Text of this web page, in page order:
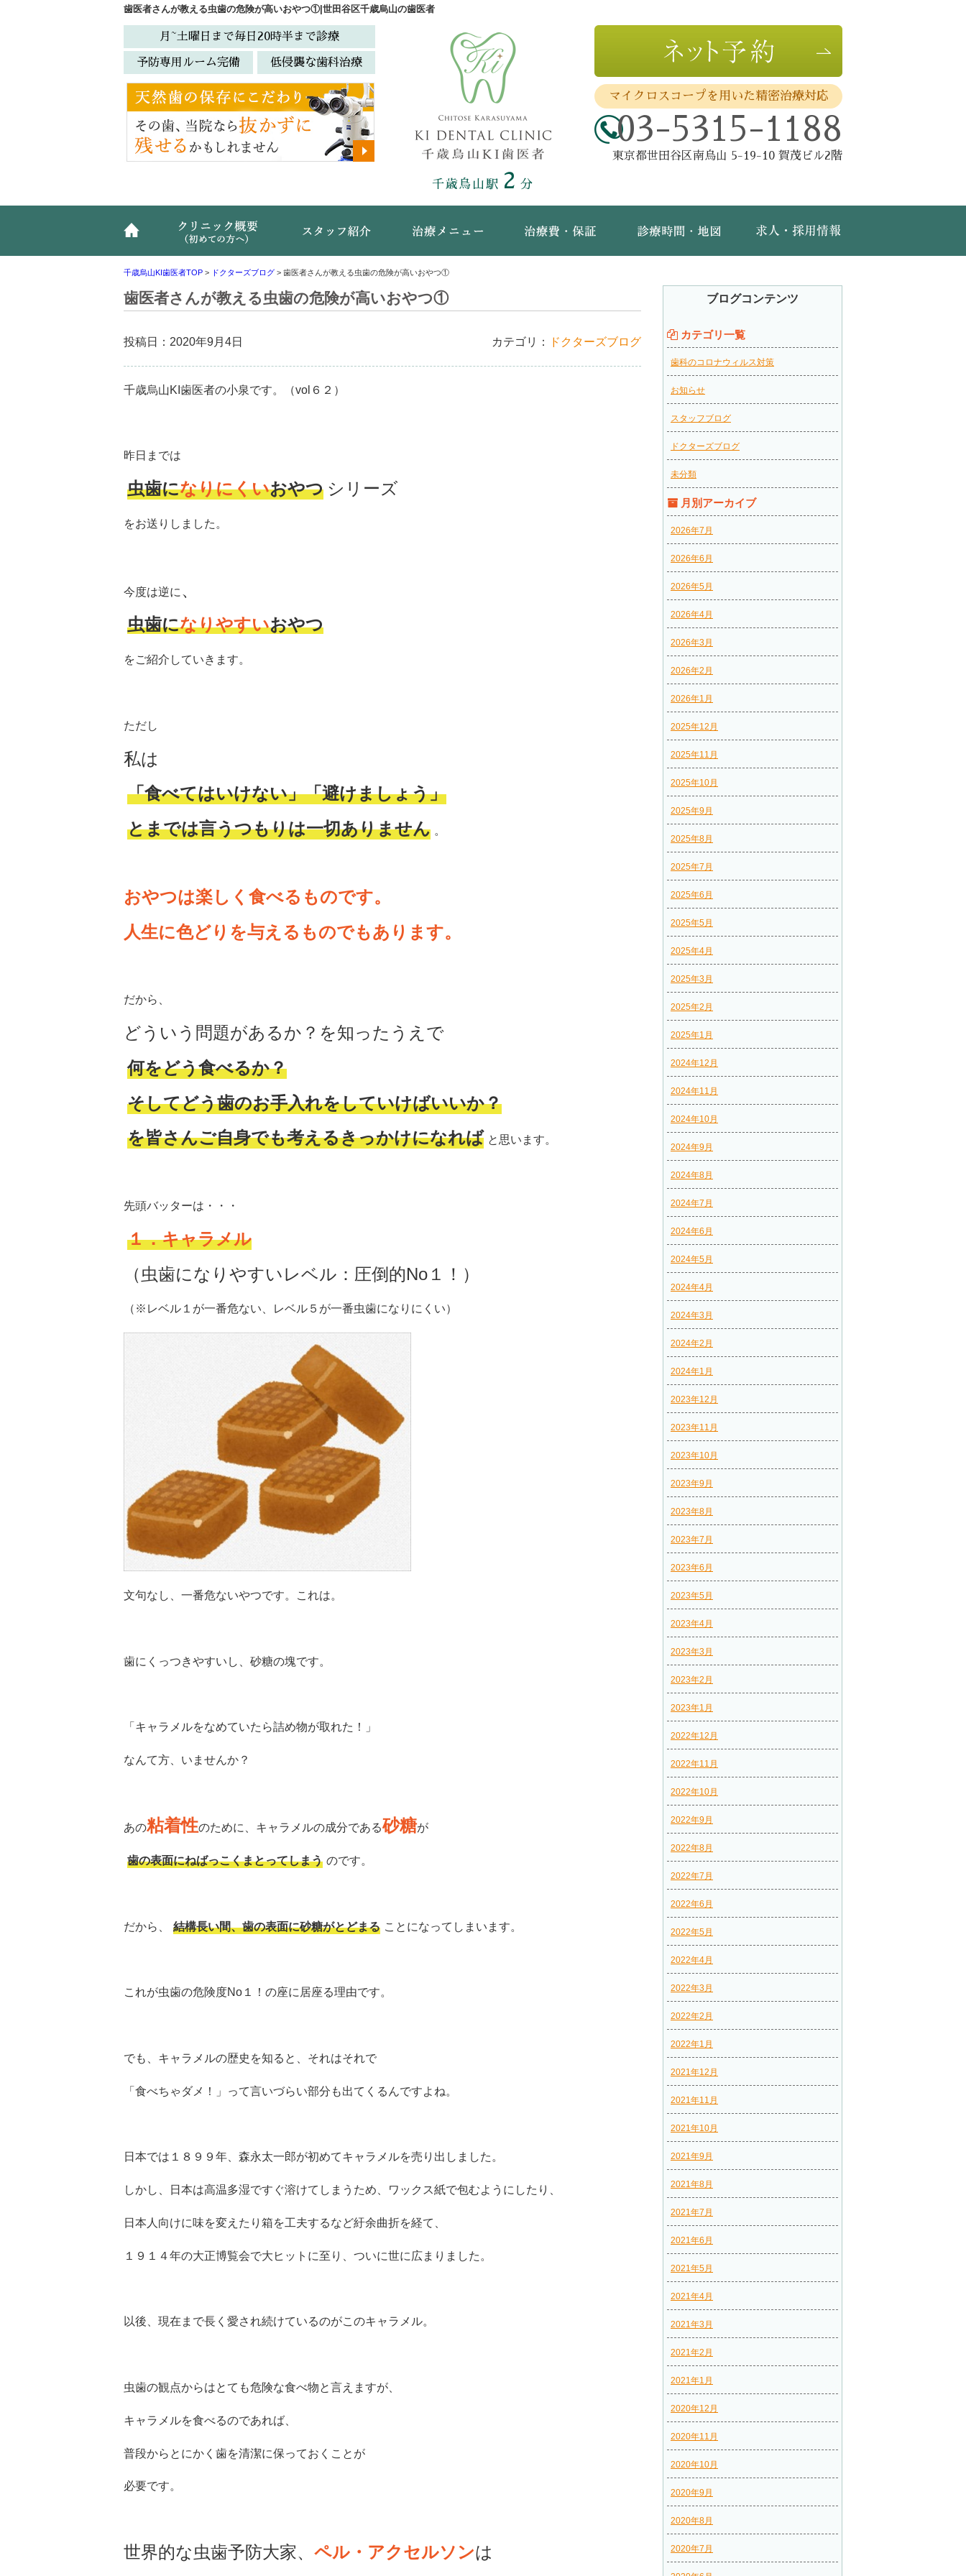
歯医者さんが教える虫歯の危険が高いおやつ①|世田谷区千歳烏山の歯医者
月~土曜日まで毎日20時半まで診療
予防専用ルーム完備 低侵襲な歯科治療
千歳烏山駅 2 分
マイクロスコープを用いた精密治療対応
03-5315-1188
東京都世田谷区南烏山 5-19-10 賀茂ビル2階
ホーム クリニック概要(初めての方へ)
スタッフ紹介 治療メニュー 治療費・保証 診療時間・地図
千歳烏山KI歯医者TOP > ドクターズブログ > 歯医者さんが教える虫歯の危険が高いおやつ①
歯医者さんが教える虫歯の危険が高いおやつ①
投稿日：2020年9月4日 カテゴリ： ドクターズブログ
千歳烏山KI歯医者の小泉です。（vol６２）
昨日までは
虫歯になりにくいおやつ シリーズ
をお送りしました。
今度は逆に 、
虫歯になりやすいおやつ
をご紹介していきます。
ただし
私は
「食べてはいけない」「避けましょう」
とまでは言うつもりは一切ありません 。
おやつは楽しく食べるものです。
人生に色どりを与えるものでもあります。
だから、
どういう問題があるか？を知ったうえで
何をどう食べるか？
そしてどう歯のお手入れをしていけばいいか？
を皆さんご自身でも考えるきっかけになれば と思います。
先頭バッターは・・・
１．キャラメル
（虫歯になりやすいレベル：圧倒的No１！）
（※レベル１が一番危ない、レベル５が一番虫歯になりにくい）
文句なし、一番危ないやつです。これは。
歯にくっつきやすいし、砂糖の塊です。
「キャラメルをなめていたら詰め物が取れた！」
なんて方、いませんか？
あの粘着性のために、キャラメルの成分である砂糖が
歯の表面にねばっこくまとってしまう のです。
だから、 結構長い間、歯の表面に砂糖がとどまる ことになってしまいます。
これが虫歯の危険度No１！の座に居座る理由です。
でも、キャラメルの歴史を知ると、それはそれで
「食べちゃダメ！」って言いづらい部分も出てくるんですよね。
日本では１８９９年、森永太一郎が初めてキャラメルを売り出しました。
しかし、日本は高温多湿ですぐ溶けてしまうため、ワックス紙で包むようにしたり、
日本人向けに味を変えたり箱を工夫するなど紆余曲折を経て、
１９１４年の大正博覧会で大ヒットに至り、ついに世に広まりました。
以後、現在まで長く愛され続けているのがこのキャラメル。
虫歯の観点からはとても危険な食べ物と言えますが、
キャラメルを食べるのであれば、
普段からとにかく歯を清潔に保っておくことが
必要です。
世界的な虫歯予防大家、 ペル・アクセルソンは
ブログコンテンツ
カテゴリ一覧
歯科のコロナウィルス対策
お知らせ
スタッフブログ
ドクターズブログ
未分類
月別アーカイブ
2026年7月
2026年6月
2026年5月
2026年4月
2026年3月
2026年2月
2026年1月
2025年12月
2025年11月
2025年10月
2025年9月
2025年8月
2025年7月
2025年6月
2025年5月
2025年4月
2025年3月
2025年2月
2025年1月
2024年12月
2024年11月
2024年10月
2024年9月
2024年8月
2024年7月
2024年6月
2024年5月
2024年4月
2024年3月
2024年2月
2024年1月
2023年12月
2023年11月
2023年10月
2023年9月
2023年8月
2023年7月
2023年6月
2023年5月
2023年4月
2023年3月
2023年2月
2023年1月
2022年12月
2022年11月
2022年10月
2022年9月
2022年8月
2022年7月
2022年6月
2022年5月
2022年4月
2022年3月
2022年2月
2022年1月
2021年12月
2021年11月
2021年10月
2021年9月
2021年8月
2021年7月
2021年6月
2021年5月
2021年4月
2021年3月
2021年2月
2021年1月
2020年12月
2020年11月
2020年10月
2020年9月
2020年8月
2020年7月